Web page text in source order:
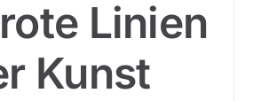
Linien
Kunst